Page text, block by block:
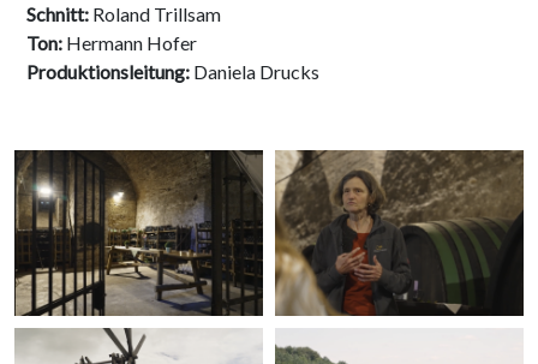
Schnitt: Roland Trillsam
Ton: Hermann Hofer
Produktionsleitung: Daniela Drucks